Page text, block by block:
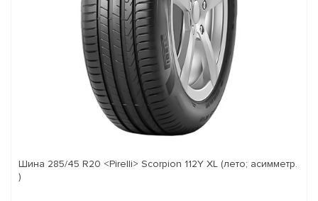
Шина 285/45 R20 <Pirelli> Scorpion 112Y XL (лето; асимметр.
)